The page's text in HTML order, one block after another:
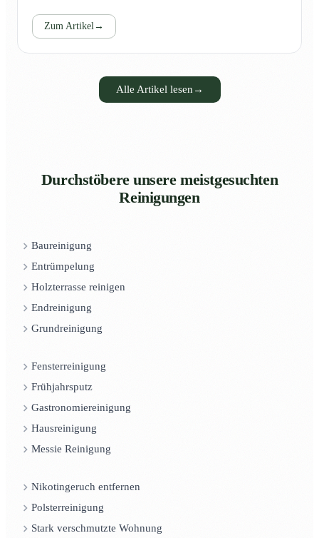
Zum Artikel→
Alle Artikel lesen →
Durchstöbere unsere meistgesuchten
Reinigungen
Baureinigung
Entrümpelung
Holzterrasse reinigen
Endreinigung
Grundreinigung
Fensterreinigung
Frühjahrsputz
Gastronomiereinigung
Hausreinigung
Messie Reinigung
Nikotingeruch entfernen
Polsterreinigung
Stark verschmutzte Wohnung